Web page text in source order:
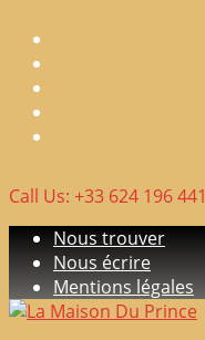
content
Call Us: +33 624 196 441
Nous trouver
Nous écrire
Mentions légales